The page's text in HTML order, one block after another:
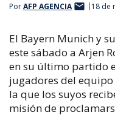
PorAFP AGENCIA 18 de
El Bayern Munich y
este sábado a Arjen
en su último partido
jugadores del
la que los suyos
misión de